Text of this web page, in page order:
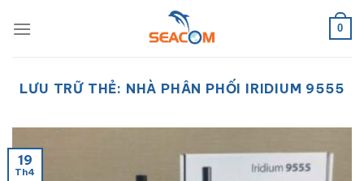
qua
0
LƯU TRỮ THẺ: NHÀ PHÂN PHỐI IRIDIUM 9555
19
Th4